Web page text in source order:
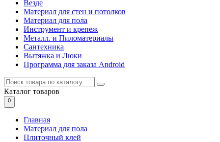
Везде
Материал для стен и потолков
Материал для пола
Инструмент и крепеж
Металл. и Пиломатериалы
Сантехника
Вытяжка и Люки
Программа для заказа Android
Каталог товаров
0
Главная
Материал для пола
Плиточный клей